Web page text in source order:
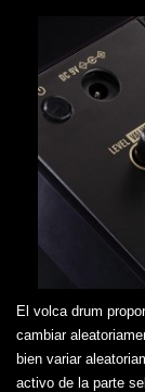
El volca drum
cambiar
bien variar
activo de la parte